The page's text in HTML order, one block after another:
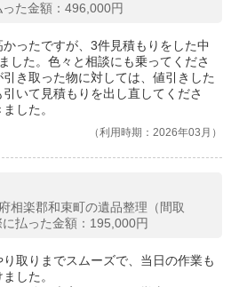
た金額：496,000円
ったですが、3件見積もりをした中
した。色々と相談にも乗ってくださ
き取った物に対しては、値引きした
いて見積もりを出し直してくださ
した。
利用時期：2026年03月
相楽郡和束町の遺品整理（間取
払った金額：195,000円
取りまでスムーズで、当日の作業も
した。